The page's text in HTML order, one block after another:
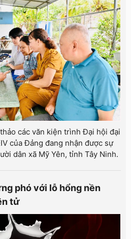
các văn kiện trình Đại hội đại
của Đảng đang nhận được sự
dân xã Mỹ Yên, tỉnh Tây Ninh.
phó với lỗ hổng nền
tử